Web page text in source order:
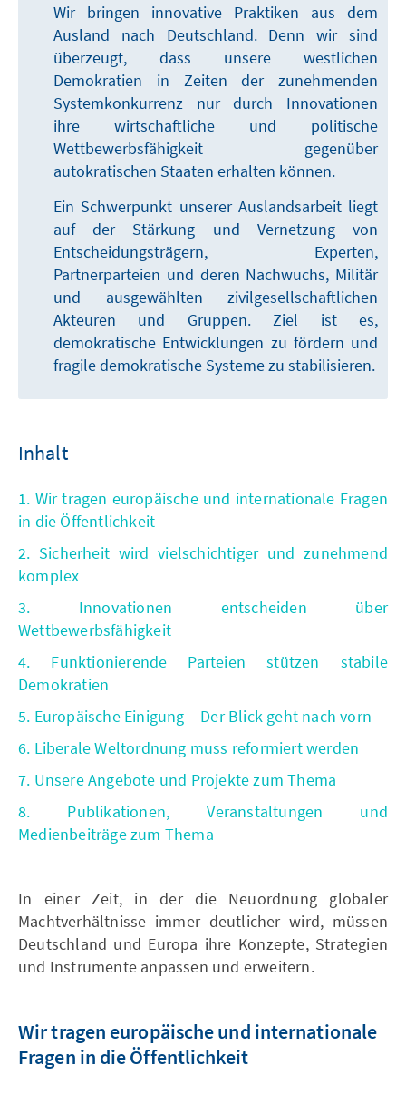
Wir bringen innovative Praktiken aus dem
Ausland nach Deutschland. Denn wir sind
überzeugt, dass unsere westlichen
Demokratien in Zeiten der zunehmenden
Systemkonkurrenz nur durch Innovationen
ihre wirtschaftliche und politische
Wettbewerbsfähigkeit gegenüber
autokratischen Staaten erhalten können.
Ein Schwerpunkt unserer Auslandsarbeit liegt
auf der Stärkung und Vernetzung von
Entscheidungsträgern, Experten,
Partnerparteien und deren Nachwuchs, Militär
und ausgewählten zivilgesellschaftlichen
Akteuren und Gruppen. Ziel ist es,
demokratische Entwicklungen zu fördern und
fragile demokratische Systeme zu stabilisieren.
Inhalt
1. Wir tragen europäische und internationale Fragen
in die Öffentlichkeit
2. Sicherheit wird vielschichtiger und zunehmend
komplex
3. Innovationen entscheiden über
Wettbewerbsfähigkeit
4. Funktionierende Parteien stützen stabile
Demokratien
5. Europäische Einigung – Der Blick geht nach vorn
6. Liberale Weltordnung muss reformiert werden
7. Unsere Angebote und Projekte zum Thema
8. Publikationen, Veranstaltungen und
Medienbeiträge zum Thema
In einer Zeit, in der die Neuordnung globaler
Machtverhältnisse immer deutlicher wird, müssen
Deutschland und Europa ihre Konzepte, Strategien
und Instrumente anpassen und erweitern.
Wir tragen europäische und internationale
Fragen in die Öffentlichkeit